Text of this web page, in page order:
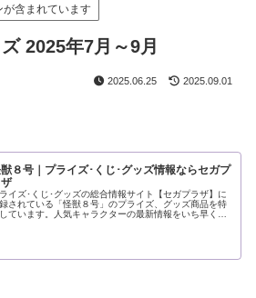
含まれています
2025年7月～9月
2025.06.25 2025.09.01
８号｜プライズ･くじ･グッズ情報ならセガプ
イズ･くじ･グッズの総合情報サイト【セガプラザ】に
されている「怪獣８号」のプライズ、グッズ商品を特
ています。人気キャラクターの最新情報をいち早くお